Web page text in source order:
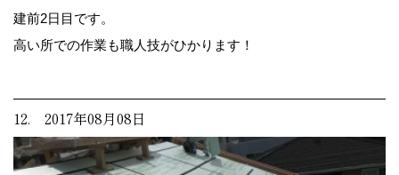
建前2日目です。
高い所での作業も職人技がひかります！
12. 2017年08月08日